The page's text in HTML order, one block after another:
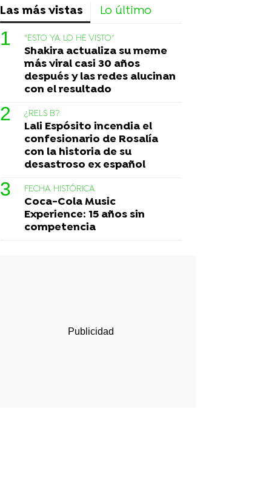
Las más vistas Lo último
"ESTO YA LO HE VISTO"
Shakira actualiza su meme
más viral casi 30 años
después y las redes alucinan
con el resultado
¿RELS B?
Lali Espósito incendia el
confesionario de Rosalía
con la historia de su
desastroso ex español
FECHA HISTÓRICA
Coca-Cola Music
Experience: 15 años sin
competencia